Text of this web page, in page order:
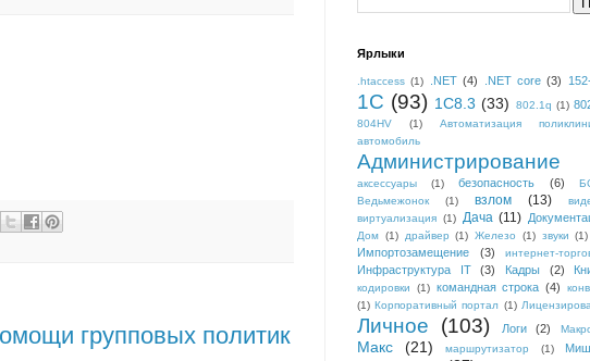
групповых политик
Ярлыки
.htaccess (1) .NET (4) .NET core (3)
1С (93) 1C8.3 (33) 802.1q (1)
804HV (1) Автоматизация
автомобиль
Администрирование
аксессуары (1) безопасность (6)
Ведьмежонок
(1) взлом (13)
виртуализация (1) Дача (11)
Дом (1) драйвер (1) Железо (1) звуки (1)
Импортозамещение (3) интернет-
Инфраструктура IT (3) Кадры (2)
кодировки (1) командная строка (4)
(1) Корпоративный портал (1)
Личное (103) Логи (2)
Макс (21) маршрутизатор (1)